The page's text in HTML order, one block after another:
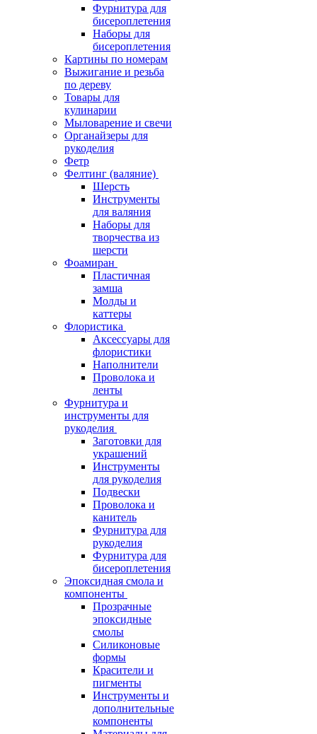
Фурнитура для
бисероплетения
Наборы для
бисероплетения
Картины по номерам
Выжигание и резьба
по дереву
Товары для
кулинарии
Мыловарение и свечи
Органайзеры для
рукоделия
Фетр
Фелтинг (валяние)
Шерсть
Инструменты
для валяния
Наборы для
творчества из
шерсти
Фоамиран
Пластичная
замша
Молды и
каттеры
Флористика
Аксессуары для
флористики
Наполнители
Проволока и
ленты
Фурнитура и
инструменты для
рукоделия
Заготовки для
украшений
Инструменты
для рукоделия
Подвески
Проволока и
канитель
Фурнитура для
рукоделия
Фурнитура для
бисероплетения
Эпоксидная смола и
компоненты
Прозрачные
эпоксидные
смолы
Силиконовые
формы
Красители и
пигменты
Инструменты и
дополнительные
компоненты